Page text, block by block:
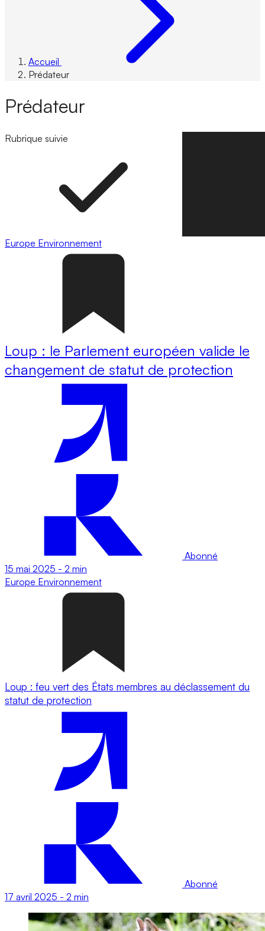
Accueil
Prédateur
Prédateur
Rubrique suivie
Europe Environnement
Loup : le Parlement européen valide le
changement de statut de protection
Abonné
15 mai 2025 - 2 min
Europe Environnement
Loup : feu vert des États membres au déclassement du
statut de protection
Abonné
17 avril 2025 - 2 min